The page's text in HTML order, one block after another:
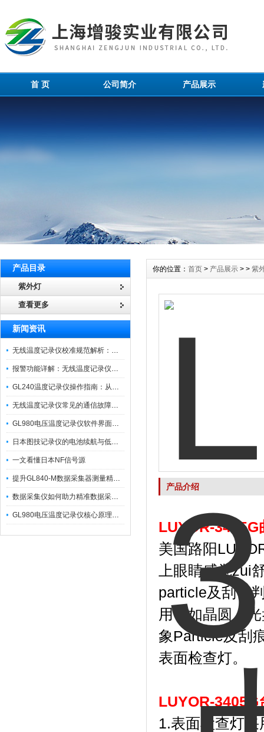
首 页 公司简介 产品展示
产品目录
紫外灯
查看更多
新闻资讯
无线温度记录仪校准规范解析：从多点比对到不确定度评定的实操流程
报警功能详解：无线温度记录仪的阈值设定与通知机制
GL240温度记录仪操作指南：从开箱、接线到数据导出的标准化流程
无线温度记录仪常见的通信故障诊断与排除指南
GL980电压温度记录仪软件界面功能与使用技巧
日本图技记录仪的电池续航与低功耗模式适用场景分析
一文看懂日本NF信号源
提升GL840-M数据采集器测量精度的操作秘籍
数据采集仪如何助力精准数据采集与分析？​
GL980电压温度记录仪核心原理及行业应用
你的位置： 首页 > 产品展示 > > 紫
产品介绍
LUYOR-3405G
美国路阳
上眼睛感觉zui
particle及刮伤
用于如晶圆、
象Particle及刮
表面检查灯。
LUYOR-3405G
1.表面检查灯